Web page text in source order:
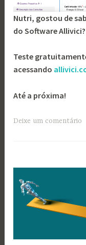
Nutri, gostou de
do Software Allivici?
Teste
acessando
Até a próxima!
Deixe um comentário